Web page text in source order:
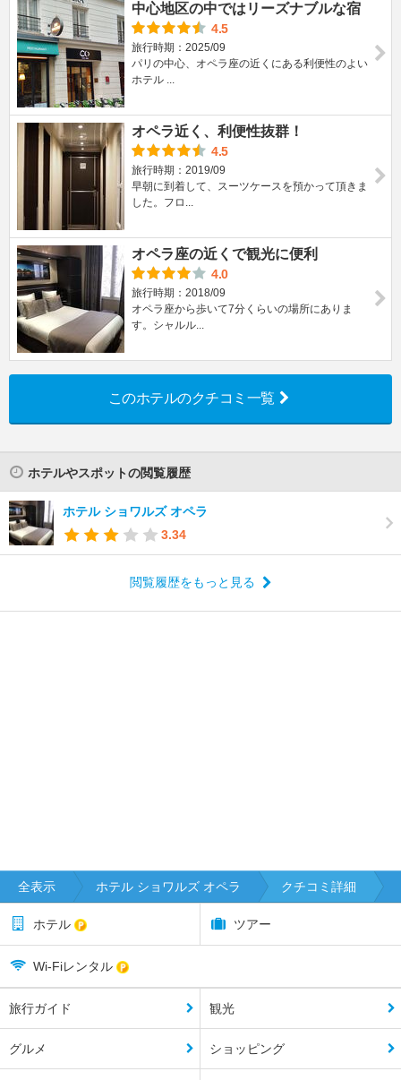
中心地区の中ではリーズナブルな宿
4.5
旅行時期：2025/09
パリの中心、オペラ座の近くにある利便性のよい
ホテル ...
オペラ近く、利便性抜群！
4.5
旅行時期：2019/09
早朝に到着して、スーツケースを預かって頂きま
した。フロ...
オペラ座の近くで観光に便利
4.0
旅行時期：2018/09
オペラ座から歩いて7分くらいの場所にありま
す。シャルル...
このホテルのクチコミ一覧
ホテルやスポットの閲覧履歴
ホテル ショワルズ オペラ
3.34
閲覧履歴をもっと見る
全表示 ホテル ショワルズ オペラ クチコミ詳細
ホテル ツアー
Wi-Fiレンタル
旅行ガイド 観光
グルメ ショッピング